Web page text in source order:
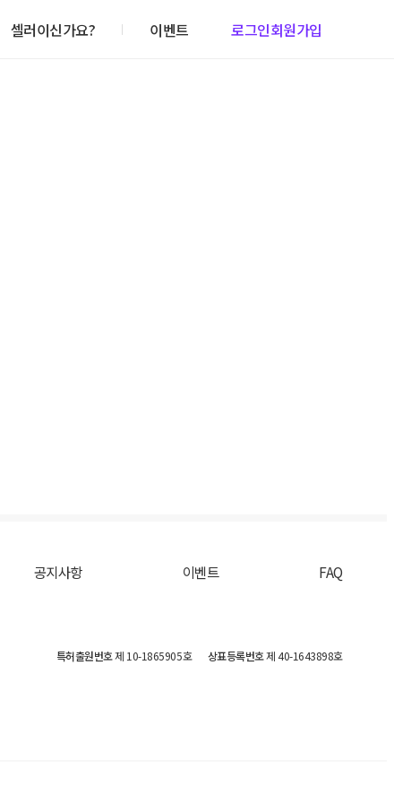
셀러이신가요? 이벤트 로그인회원가입
공지사항 이벤트 FAQ
특허출원번호제 10-1865905호 상표등록번호제 40-1643898호